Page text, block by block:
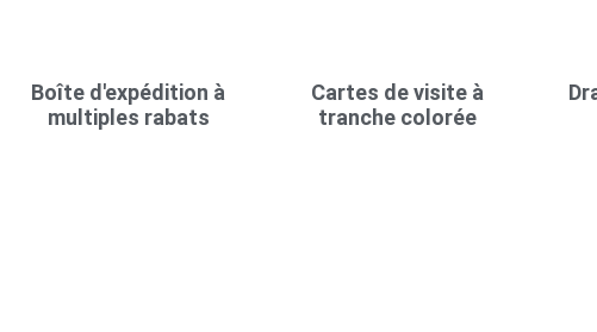
Boîte d'expédition à
multiples rabats
Cartes de visite à
tranche colorée